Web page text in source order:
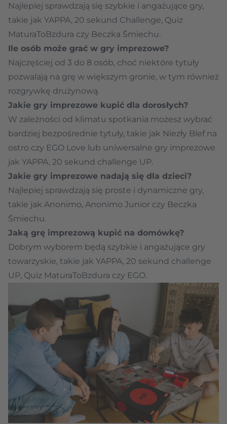
Najlepiej sprawdzają się szybkie i angażujące gry,
takie jak YAPPA, 20 sekund Challenge, Quiz
MaturaToBzdura czy Beczka Śmiechu.
Ile osób może grać w gry imprezowe?
Najczęściej od 3 do 8 osób, choć niektóre tytuły
pozwalają na grę w większym gronie, w tym również
rozgrywkę drużynową.
Jakie gry imprezowe kupić dla dorosłych?
W zależności od klimatu spotkania możesz wybrać
bardziej bezpośrednie tytuły, takie jak Niezły Blef na
ostro czy EGO Love lub uniwersalne gry imprezowe
jak YAPPA, 20 sekund challenge UP.
Jakie gry imprezowe nadają się dla dzieci?
Najlepiej sprawdzają się proste i dynamiczne gry,
takie jak Anonimo, Anonimo Junior czy Beczka
Śmiechu.
Jaką grę imprezową kupić na domówkę?
Dobrym wyborem będą szybkie i angażujące gry
towarzyskie, takie jak YAPPA, 20 sekund challenge
UP, Quiz MaturaToBzdura czy EGO.